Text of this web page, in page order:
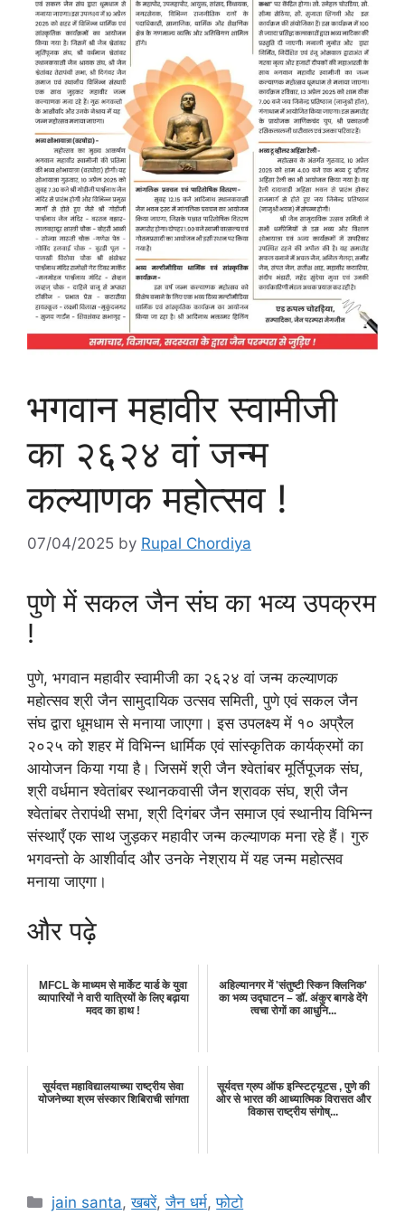
भगवान महावीर स्वामीजी
का २६२४ वां जन्म
कल्याणक महोत्सव !
07/04/2025 by Rupal Chordiya
पुणे में सकल जैन संघ का भव्य उपक्रम
!
पुणे, भगवान महावीर स्वामीजी का २६२४ वां जन्म कल्याणक
महोत्सव श्री जैन सामुदायिक उत्सव समिती, पुणे एवं सकल जैन
संघ द्वारा धूमधाम से मनाया जाएगा। इस उपलक्ष्य में १० अप्रैल
२०२५ को शहर में विभिन्न धार्मिक एवं सांस्कृतिक कार्यक्रमों का
आयोजन किया गया है। जिसमें श्री जैन श्वेतांबर मूर्तिपूजक संघ,
श्री वर्धमान श्वेतांबर स्थानकवासी जैन श्रावक संघ, श्री जैन
श्वेतांबर तेरापंथी सभा, श्री दिगंबर जैन समाज एवं स्थानीय विभिन्न
संस्थाएँ एक साथ जुड़कर महावीर जन्म कल्याणक मना रहे हैं। गुरु
भगवन्तो के आशीर्वाद और उनके नेश्राय में यह जन्म महोत्सव
मनाया जाएगा।
और पढ़े
MFCL के माध्यम से मार्केट यार्ड के युवा
व्यापारियों ने वारी यात्रियों के लिए बढ़ाया
मदद का हाथ !
अहिल्यानगर में 'संतुष्टी स्किन क्लिनिक'
का भव्य उद्घाटन – डॉ. अंकुर बागडे देंगे
त्वचा रोगों का आधुनि...
सूर्यदत्त महाविद्यालयाच्या राष्ट्रीय सेवा
योजनेच्या श्रम संस्कार शिबिराची सांगता
सूर्यदत्त ग्रुप ऑफ इन्स्टिट्यूटस , पुणे की
ओर से भारत की आध्यात्मिक विरासत और
विकास राष्ट्रीय संगोष्...
Categories
jain santa,खबरें,जैन धर्म,फोटो